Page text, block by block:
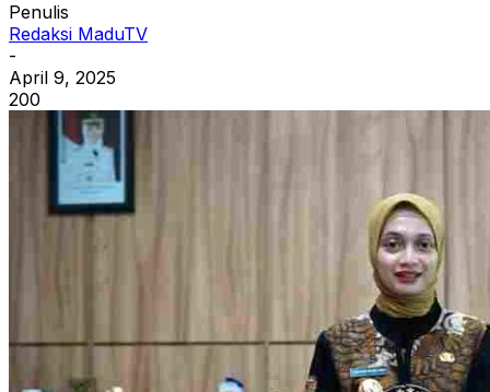
Penulis
Redaksi MaduTV
-
April 9, 2025
200